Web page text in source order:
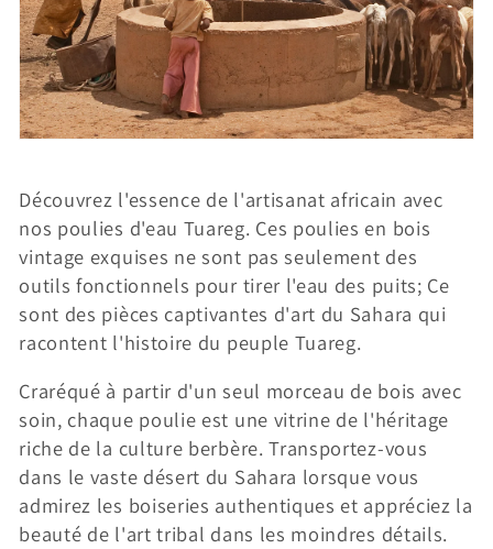
i
o
n
:
Découvrez l'essence de l'artisanat africain avec
nos poulies d'eau Tuareg. Ces poulies en bois
vintage exquises ne sont pas seulement des
outils fonctionnels pour tirer l'eau des puits; Ce
sont des pièces captivantes d'art du Sahara qui
racontent l'histoire du peuple Tuareg.
Craréqué à partir d'un seul morceau de bois avec
soin, chaque poulie est une vitrine de l'héritage
riche de la culture berbère. Transportez-vous
dans le vaste désert du Sahara lorsque vous
admirez les boiseries authentiques et appréciez la
beauté de l'art tribal dans les moindres détails.